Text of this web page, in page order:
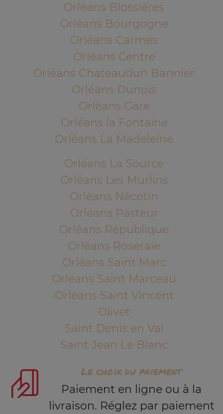
Orléans Blossières
Orléans Bourgogne
Orléans Carmes
Orléans Centre
Orléans Chateaudun Bannier
Orléans Dunois
Orléans Gare
Orléans la Fontaine
Orléans La Madeleine
Orléans La Source
Orléans Les Murlins
Orléans Nécotin
Orléans Pasteur
Orléans République
Orléans Roseraie
Orléans Saint Marc
Orléans Saint Marceau
Orléans Saint Vincent
Olivet
Saint Denis en Val
Saint Jean Le Blanc
Le choix du paiement
Paiement en ligne ou à la
livraison. Réglez par paiement